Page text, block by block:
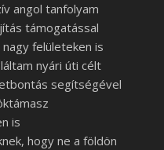
angol tanfolyam
támogatással
felületeken is
nyári úti célt
segítségével
is
hogy ne a földön